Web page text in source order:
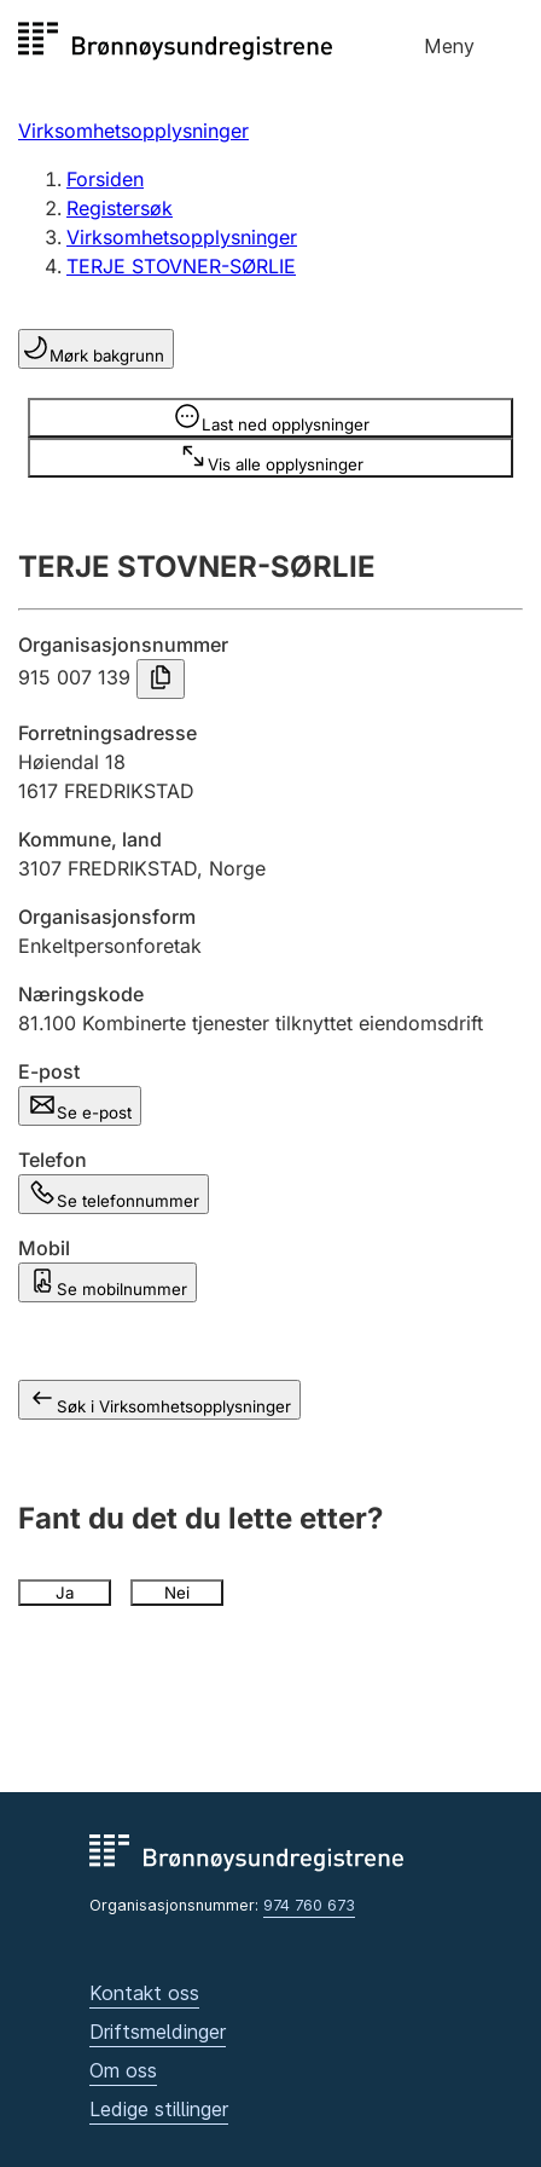
til
Meny
Registersøk
Aksjeselskap
Enkeltpersonforetak
Registrere, endre, slette
Lag og forening
Registrere, endre, slette
Årsregnskap
Innsending og forsinkelsesgebyr
Tinglysing
Jeger
Ektepaktveileder
Offentlig sektor
Andre tema
Virksomhetsopplysninger
Forsiden
Registersøk
Virksomhetsopplysninger
TERJE STOVNER-SØRLIE
Mørk bakgrunn
Last ned opplysninger
Vis alle opplysninger
Opplysninger er skjult
TERJE STOVNER-SØRLIE
Organisasjonsnummer
915 007 139
Forretningsadresse
Høiendal 18
1617 FREDRIKSTAD
Kommune, land
3107 FREDRIKSTAD, Norge
Organisasjonsform
Enkeltpersonforetak
Næringskode
81.100 Kombinerte tjenester tilknyttet eiendomsdrift
E-post
Se e-post
Telefon
Se telefonnummer
Mobil
Se mobilnummer
Søk i Virksomhetsopplysninger
Fant du det du lette etter?
Ja Nei
Organisasjonsnummer: 974 760 673
Kontakt oss
Driftsmeldinger
Om oss
Ledige stillinger